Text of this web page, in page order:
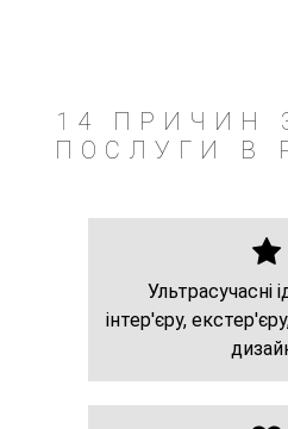
14 ПРИЧИН
ПОСЛУГИ В
Ультрасучасні
інтер'єру,